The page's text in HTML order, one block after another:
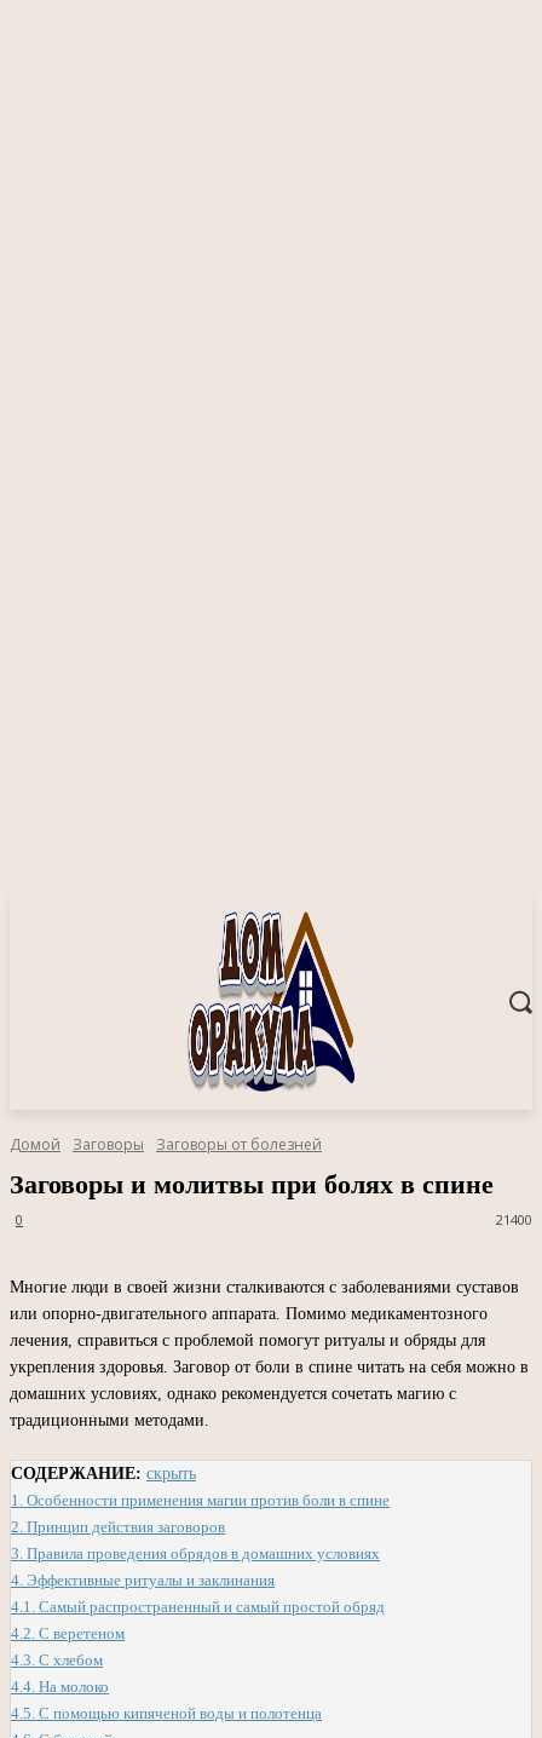
Домой Заговоры Заговоры от болезней
Заговоры и молитвы при болях в спине
21400
0
Многие люди в своей жизни сталкиваются с заболеваниями суставов
или опорно-двигательного аппарата. Помимо медикаментозного
лечения, справиться с проблемой помогут ритуалы и обряды для
укрепления здоровья. Заговор от боли в спине читать на себя можно в
домашних условиях, однако рекомендуется сочетать магию с
традиционными методами.
СОДЕРЖАНИЕ: скрыть
1. Особенности применения магии против боли в спине
2. Принцип действия заговоров
3. Правила проведения обрядов в домашних условиях
4. Эффективные ритуалы и заклинания
4.1. Самый распространенный и самый простой обряд
4.2. С веретеном
4.3. С хлебом
4.4. На молоко
4.5. С помощью кипяченой воды и полотенца